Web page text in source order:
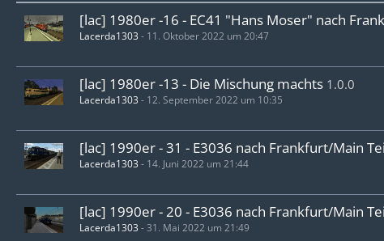
[lac] 1980er -16 - EC41 "Hans Moser" nach
Lacerda1303 - 11. Oktober 2022 um 20:47
[lac] 1980er -13 - Die Mischung machts 1.0.0
Lacerda1303 - 12. September 2022 um 10:35
[lac] 1990er - 31 - E3036 nach Frankfurt/Main
Lacerda1303 - 14. Juni 2022 um 21:44
[lac] 1990er - 20 - E3036 nach Frankfurt/Main
Lacerda1303 -31. Mai 2022 um 21:49